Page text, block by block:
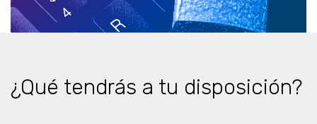
¿Qué tendrás a tu disposición?